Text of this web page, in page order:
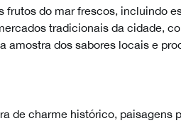
frutos do mar frescos, incluindo
tradicionais da cidade,
amostra dos sabores locais e
de charme histórico, paisagens